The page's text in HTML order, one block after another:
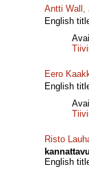
Antti Wall ,
English
Eero
English
Risto
English